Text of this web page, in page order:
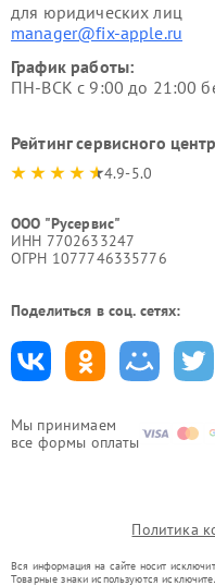
Мы принимаем
все формы оплаты
для юридических лиц
manager@fix-apple.ru
График работы:
ПН-ВСК с 9:00 до 21:00
Рейтинг сервисного
4.9-5.0
ООО "Русервис"
ИНН 7702633247
ОГРН 1077746335776
Поделиться в соц. сетях:
Политика
Вся информация на сайте носит
Товарные знаки используются